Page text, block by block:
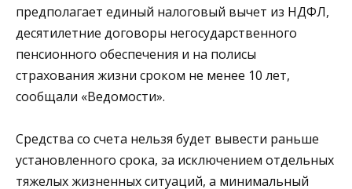
предполагает единый налоговый вычет из НДФЛ,
десятилетние договоры негосударственного
пенсионного обеспечения и на полисы
страхования жизни сроком не менее 10 лет,
сообщали «Ведомости».
Средства со счета нельзя будет вывести раньше
установленного срока, за исключением отдельных
тяжелых жизненных ситуаций, а минимальный